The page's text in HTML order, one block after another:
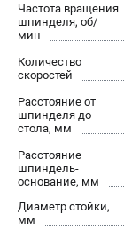
Информация
Частота вращения
шпинделя, об/
мин
Количество
скоростей
Расстояние от
шпинделя до
стола, мм
Расстояние
шпиндель-
основание, мм
Диаметр стойки,
мм